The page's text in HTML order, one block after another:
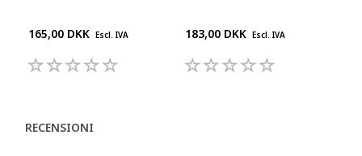
165,00 DKK Escl. IVA 183,00 DKK Escl. IVA
RECENSIONI